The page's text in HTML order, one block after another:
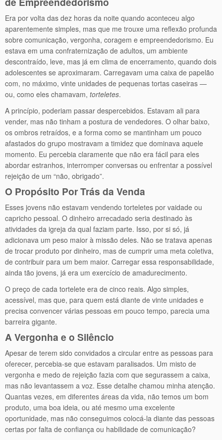
Era por volta das dez horas da noite quando aconteceu algo
aparentemente simples, mas que me trouxe uma reflexão profunda
sobre comunicação, vergonha, coragem e empreendedorismo. Eu
estava em uma confraternização de adultos, um ambiente
descontraído, leve, mas já em clima de encerramento, quando dois
adolescentes se aproximaram. Carregavam uma caixa de papelão
com, no máximo, vinte unidades de pequenas tortas caseiras —
ou, como eles chamavam, torteletes.
A princípio, poderiam passar despercebidos. Estavam ali para
vender, mas não tinham a postura de vendedores. O olhar baixo,
os ombros retraídos, e a forma como se mantinham um pouco
afastados do grupo mostravam a timidez que dominava aquele
momento. Eu percebia claramente que não era fácil para eles
abordar estranhos, interromper conversas ou enfrentar a possível
rejeição de um “não, obrigado”.
O Propósito Por Trás da Venda
Esses jovens não estavam vendendo torteletes por vaidade ou
capricho pessoal. O dinheiro arrecadado seria destinado às
atividades da igreja da qual faziam parte. Isso, por si só, já
adicionava um peso maior à missão deles. Não se tratava apenas
de trocar produto por dinheiro, mas de cumprir uma meta coletiva,
de contribuir para um bem maior. Carregar essa responsabilidade,
ainda tão jovens, já era um exercício de amadurecimento.
O preço de cada tortelete era de cinco reais. Algo simples,
acessível, mas que, para quem está diante de vinte unidades e
precisa convencer várias pessoas em pouco tempo, parecia uma
barreira gigante.
A Vergonha e o Silêncio
Apesar de terem sido convidados a circular entre as pessoas para
oferecer, percebia-se que estavam paralisados. Um misto de
vergonha e medo de rejeição fazia com que segurassem a caixa,
mas não levantassem a voz. Esse detalhe chamou minha atenção.
Quantas vezes, em diferentes áreas da vida, não temos um bom
produto, uma boa ideia, ou até mesmo uma excelente
oportunidade, mas não conseguimos colocá-la diante das pessoas
certas por falta de confiança ou habilidade de comunicação?